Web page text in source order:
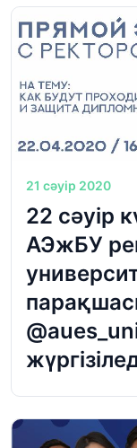
21 сәуір 2020
22 сәуір
АЭжБУ